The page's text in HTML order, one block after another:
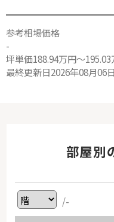
参考相場価格
-
坪単価188.94万円～195.03
最終更新日2026年08月06日
部屋別
/-